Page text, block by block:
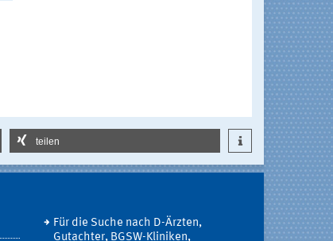
teilen
Für die Suche nach D-Ärzten,
Gutachter, BGSW-Kliniken,